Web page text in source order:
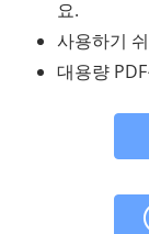
요.
사용하기
대용량